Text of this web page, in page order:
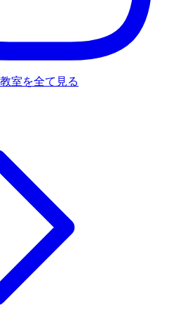
室を全て見る